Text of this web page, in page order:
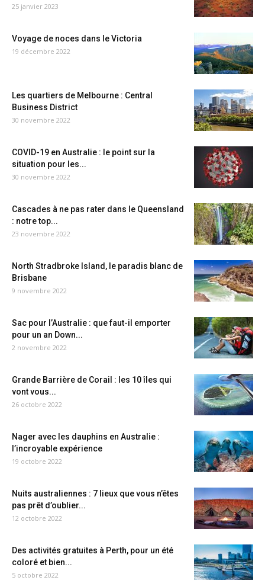
25 janvier 2023
Voyage de noces dans le Victoria
19 décembre 2022
Les quartiers de Melbourne : Central
Business District
30 novembre 2022
COVID-19 en Australie : le point sur la
situation pour les...
30 novembre 2022
Cascades à ne pas rater dans le Queensland
: notre top...
23 novembre 2022
North Stradbroke Island, le paradis blanc de
Brisbane
9 novembre 2022
Sac pour l’Australie : que faut-il emporter
pour un an Down...
2 novembre 2022
Grande Barrière de Corail : les 10 îles qui
vont vous...
26 octobre 2022
Nager avec les dauphins en Australie :
l’incroyable expérience
19 octobre 2022
Nuits australiennes : 7 lieux que vous n’êtes
pas prêt d’oublier...
12 octobre 2022
Des activités gratuites à Perth, pour un été
coloré et bien...
5 octobre 2022